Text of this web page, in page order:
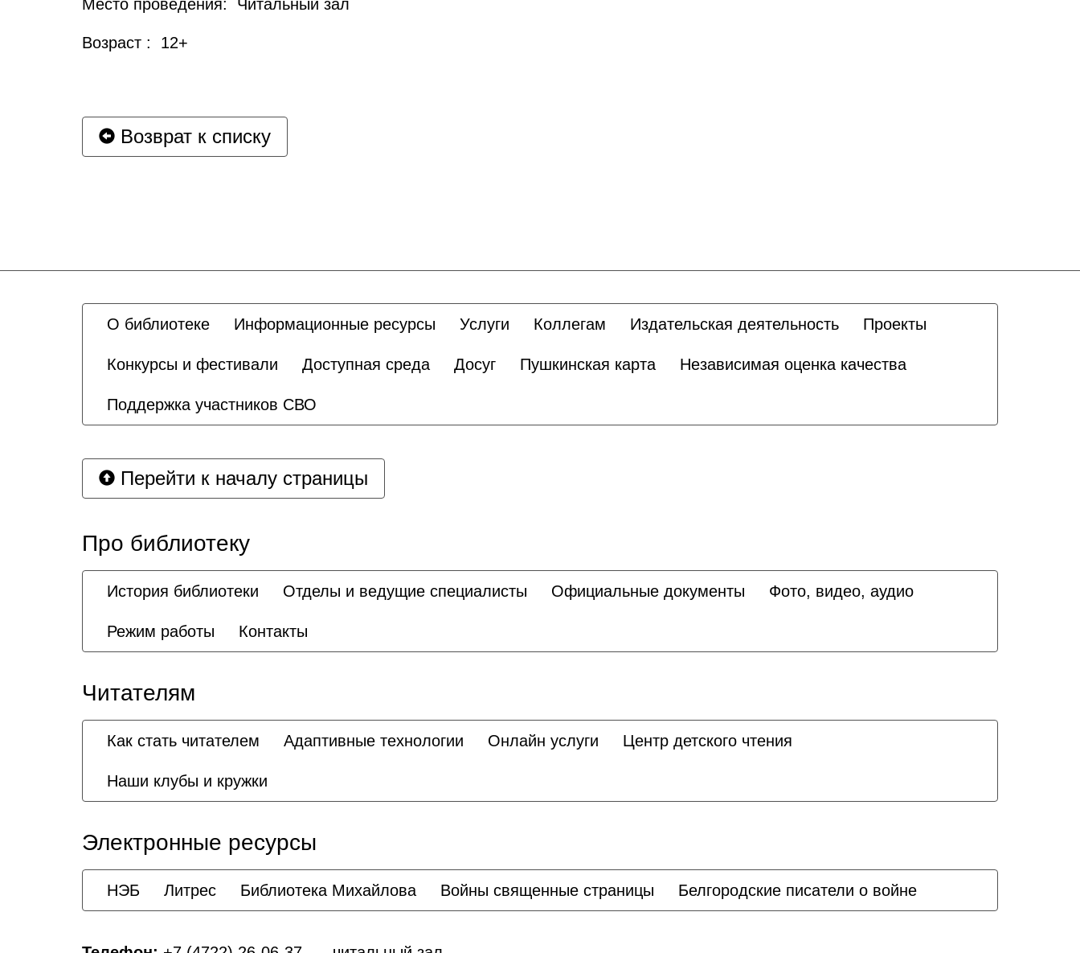
Место проведения: Читальный зал
Возраст : 12+
Возврат к списку
О библиотеке Информационные ресурсы Услуги Коллегам Издательская деятельность Проекты
Конкурсы и фестивали Доступная среда Досуг Пушкинская карта Независимая оценка качества
Поддержка участников СВО
Перейти к началу страницы
Про библиотеку
История библиотеки Отделы и ведущие специалисты Официальные документы Фото, видео, аудио
Режим работы Контакты
Читателям
Как стать читателем Адаптивные технологии Онлайн услуги Центр детского чтения
Наши клубы и кружки
Электронные ресурсы
НЭБ Литрес Библиотека Михайлова Войны священные страницы Белгородские писатели о войне